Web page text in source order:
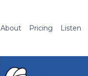
About Pricing Listen